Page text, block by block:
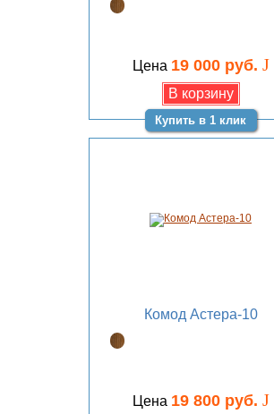
Цена 19 000 руб. J
Купить в 1 клик
Комод Астера-10
Цена 19 800 руб. J